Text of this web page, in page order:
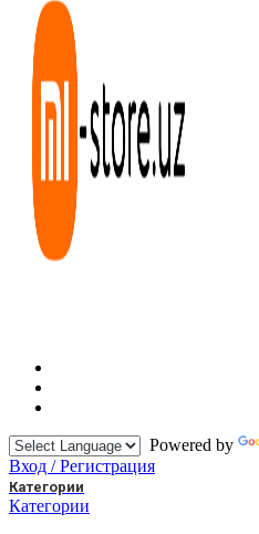
Powered by
Вход / Регистрация
Категории
Категории